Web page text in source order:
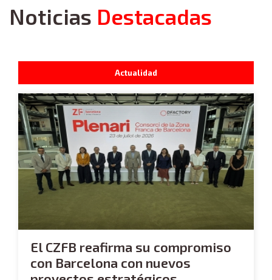
Noticias Destacadas
Actualidad
El CZFB reafirma su compromiso
con Barcelona con nuevos